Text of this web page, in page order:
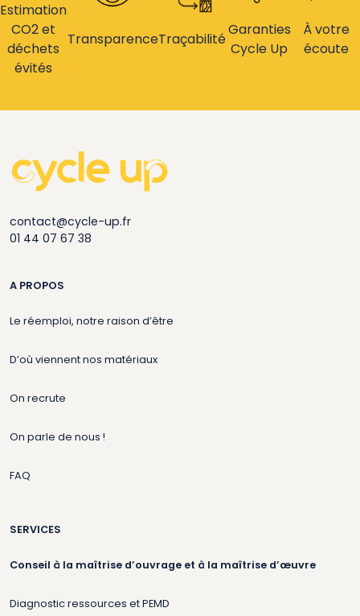
Estimation
CO2 et
déchets
évités
TransparenceTraçabilité
Garanties
Cycle Up
À votre
écoute
contact@cycle-up.fr
01 44 07 67 38
A PROPOS
Le réemploi, notre raison d’être
D’où viennent nos matériaux
On recrute
On parle de nous !
FAQ
SERVICES
Conseil à la maîtrise d’ouvrage et à la maîtrise d’œuvre
Diagnostic ressources et PEMD